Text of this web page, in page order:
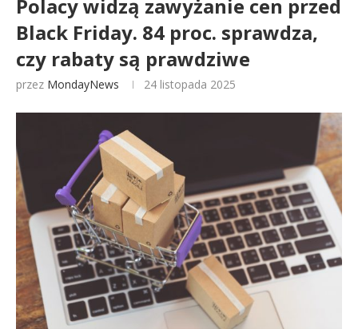
Polacy widzą zawyżanie cen przed
Black Friday. 84 proc. sprawdza,
czy rabaty są prawdziwe
przez MondayNews 24 listopada 2025